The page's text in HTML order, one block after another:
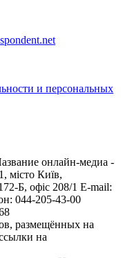
и персональных
онлайн-медиа -
місто Київ,
Б, офіс 208/1 E-mail:
044-205-43-00
размещённых на
на